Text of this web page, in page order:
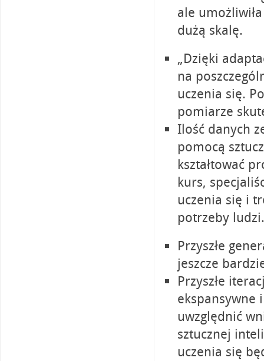
ale
dużą skalę.
„Dzięki
na
uczenia się.
pomiarze
Ilość danych
pomocą
kształtować
kurs,
uczenia się i
potrzeby ludzi.
Przyszłe
jeszcze
Przyszłe
ekspansywne
uwzględnić
sztucznej
uczenia się